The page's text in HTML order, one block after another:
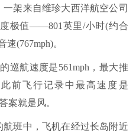
架来自维珍大西洋航空公司
极值——801英里/小时(约合
(767mph)。
航速度是561mph，最大推
此前飞行记录中最高速度是
案就是风。
班中，飞机在经过长岛附近